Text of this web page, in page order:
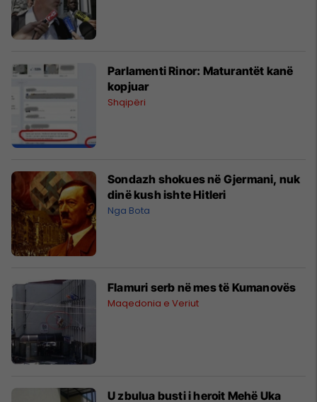
Parlamenti Rinor: Maturantët kanë
kopjuar
Shqipëri
Sondazh shokues në Gjermani, nuk
dinë kush ishte Hitleri
Nga Bota
Flamuri serb në mes të Kumanovës
Maqedonia e Veriut
U zbulua busti i heroit Mehë Uka